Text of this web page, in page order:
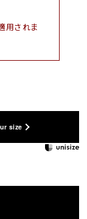
用されま
size